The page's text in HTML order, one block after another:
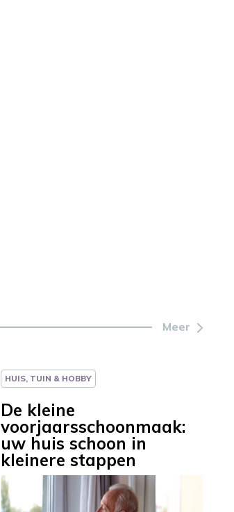
Meer
HUIS, TUIN & HOBBY
De kleine
voorjaarsschoonmaak:
uw huis schoon in
kleinere stappen